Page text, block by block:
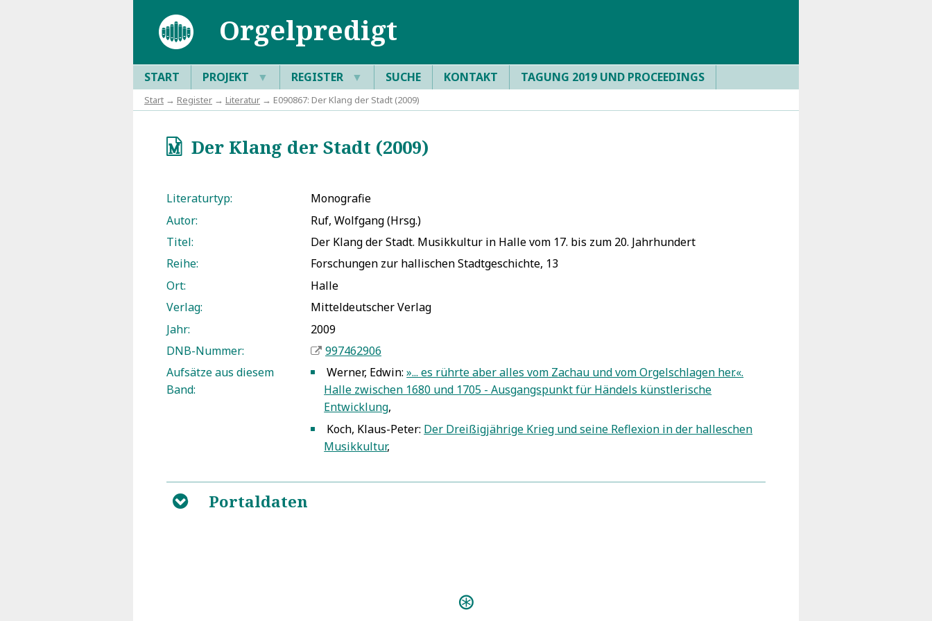
Orgelpredigt
START PROJEKT ▼ REGISTER ▼ SUCHE KONTAKT TAGUNG 2019 UND PROCEEDINGS
Start → Register → Literatur → E090867: Der Klang der Stadt (2009)
q Der Klang der Stadt (2009)
Literaturtyp:
Monografie
Autor:
Ruf, Wolfgang (Hrsg.)
Titel:
Der Klang der Stadt. Musikkultur in Halle vom 17. bis zum 20. Jahrhundert
Reihe:
Forschungen zur hallischen Stadtgeschichte, 13
Ort:
Halle
Verlag:
Mitteldeutscher Verlag
Jahr:
2009
DNB-Nummer:
997462906
Aufsätze aus diesem
Band:
5 Werner, Edwin:»... es rührte aber alles vom Zachau und vom Orgelschlagen her.«.
Halle zwischen 1680 und 1705 - Ausgangspunkt für Händels künstlerische
Entwicklung,
5 Koch, Klaus-Peter: Der Dreißigjährige Krieg und seine Reflexion in der halleschen
Musikkultur,
B Portaldaten